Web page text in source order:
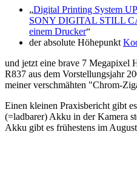
„Digital Printing System
SONY DIGITAL STILL
einem Drucker“
der absolute Höhepunkt
und jetzt eine brave 7 Megapixel
R837 aus dem Vorstellungsjahr
meiner verschmähten "Chrom-
Einen kleinen Praxisbericht gibt
(=ladbarer) Akku in der Kamera
Akku gibt es frühestens im